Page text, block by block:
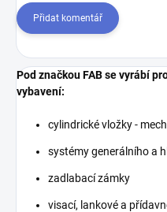
Přidat komentář
Pod značkou FAB se vyrábí
vybavení:
cylindrické vložky -
systémy generálního a
zadlabací zámky
visací, lankové a